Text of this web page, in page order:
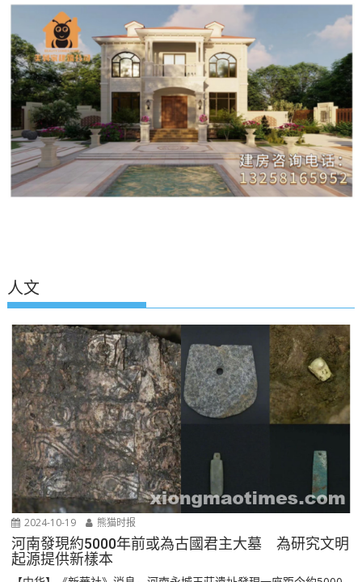
人文
2024-10-19 熊猫时报
河南發現約5000年前或為古國君主大墓 為研究文明
起源提供新樣本